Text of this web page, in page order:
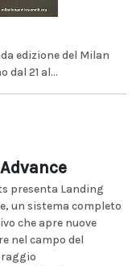
edizione del Milan
dal 21 al...
presenta Landing
un sistema completo
che apre nuove
nel campo del